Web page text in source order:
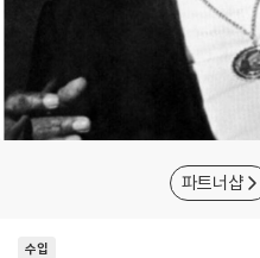
파트너샵
수입